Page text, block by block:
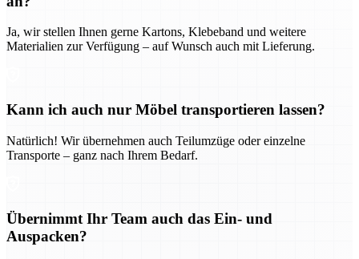
Ja, wir stellen Ihnen gerne Kartons, Klebeband und weitere
Materialien zur Verfügung – auf Wunsch auch mit Lieferung.
Kann ich auch nur Möbel transportieren lassen?
Natürlich! Wir übernehmen auch Teilumzüge oder einzelne
Transporte – ganz nach Ihrem Bedarf.
Übernimmt Ihr Team auch das Ein- und
Auspacken?